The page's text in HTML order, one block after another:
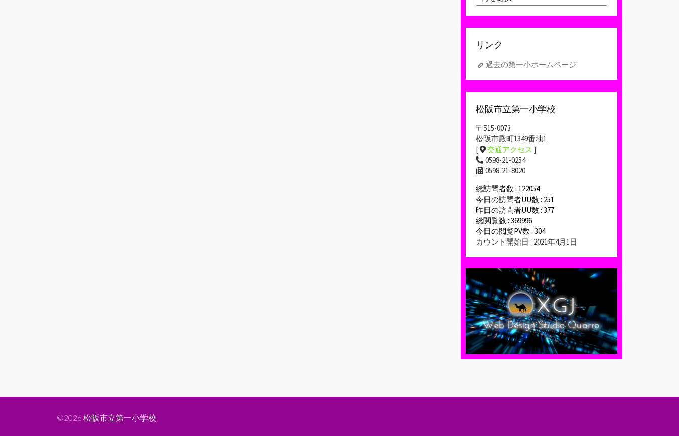
ー
カ
イ
リンク
過去の第一小ホームページ
松阪市立第一小学校
〒515-0073
松阪市殿町1349番地1
[
交通アクセス ]
0598-21-0254
0598-21-8020
総訪問者数 : 122054
今日の訪問者UU数 : 251
昨日の訪問者UU数 : 377
総閲覧数 : 369996
今日の閲覧PV数 : 304
カウント開始日 : 2021年4月1日
©2026 松阪市立第一小学校